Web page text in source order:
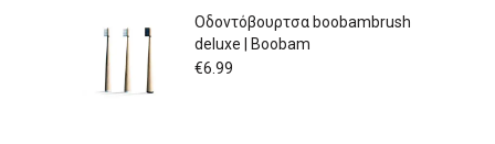
Οδοντόβουρτσα boobambrush
deluxe | Boobam
€6.99